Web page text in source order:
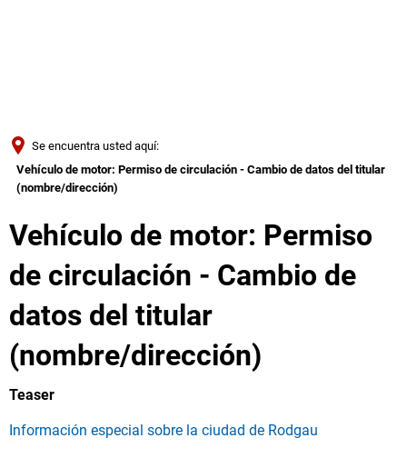
Se encuentra usted aquí:
Vehículo de motor: Permiso de circulación - Cambio de datos del titular
(nombre/dirección)
Vehículo de motor: Permiso
de circulación - Cambio de
datos del titular
(nombre/dirección)
Teaser
Información especial sobre la ciudad de Rodgau